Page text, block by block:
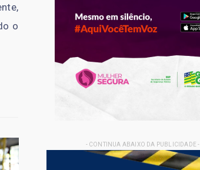
o
- CONTINUA ABAIXO DA PUBLICIDADE -